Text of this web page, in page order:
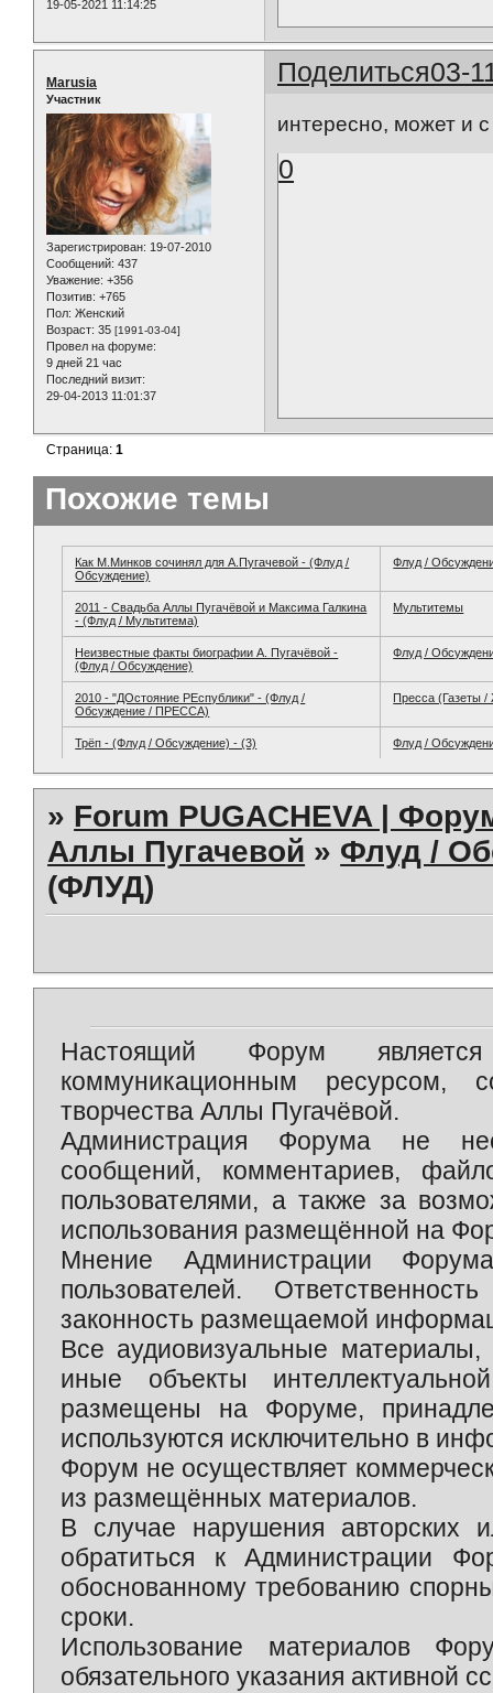
19-05-2021 11:14:25
Поделиться03-
Marusia
Участник
Зарегистрирован: 19-07-2010
Сообщений: 437
Уважение: +356
Позитив: +765
Пол: Женский
Возраст: 35 [1991-03-04]
Провел на форуме:
9 дней 21 час
Последний визит:
29-04-2013 11:01:37
интересно, может и
0
Страница:1
Похожие темы
Как М.Минков сочинял для А.Пугачевой - (Флуд /
Обсуждение)
Флуд /
2011 - Свадьба Аллы Пугачёвой и Максима Галкина
- (Флуд / Мультитема)
Мультитемы
Неизвестные факты биографии А. Пугачёвой -
(Флуд / Обсуждение)
Флуд /
2010 - "ДОстояние РЕспублики" - (Флуд /
Обсуждение / ПРЕССА)
Пресса (Газеты
Трёп - (Флуд / Обсуждение) - (3) Флуд /
» Forum PUGACHEVA |
Аллы Пугачевой » Флуд /
(ФЛУД)
Настоящий Форум является
коммуникационным ресурсом,
творчества Аллы Пугачёвой.
Администрация Форума не
сообщений, комментариев,
пользователями, а также за
использования размещённой на
Мнение Администрации
пользователей.
законность размещаемой
Все аудиовизуальные
иные объекты
размещены на Форуме,
используются исключительно в
Форум не осуществляет
из размещённых материалов.
В случае нарушения авторских
обратиться к Администрации
обоснованному требованию
сроки.
Использование материалов
обязательного указания активной